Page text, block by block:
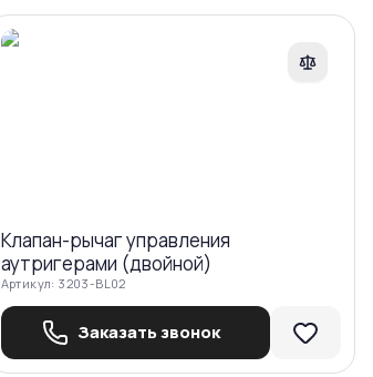
Клапан-рычаг управления
аутригерами (двойной)
Артикул: 3203-BL02
Заказать звонок